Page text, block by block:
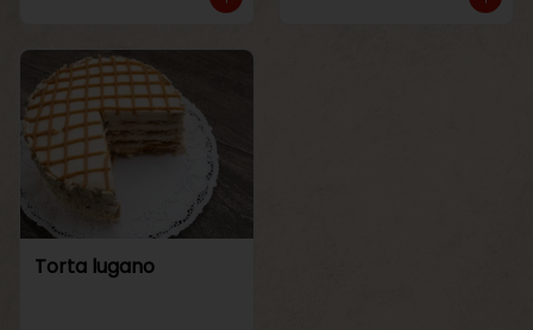
Torta lugano